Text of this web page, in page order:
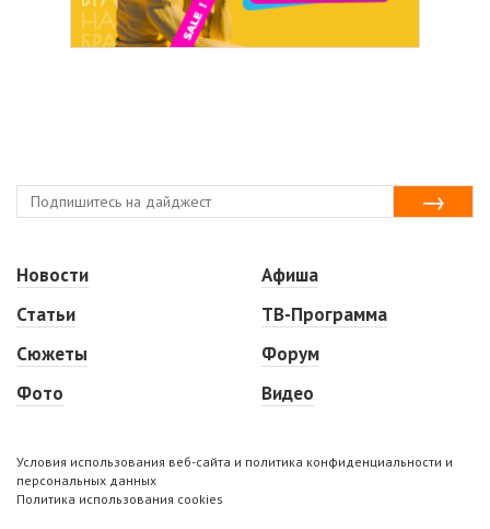
Новости
Статьи
Сюжеты
Фото
Афиша
ТВ-Программа
Форум
Видео
Условия использования веб-сайта и политика конфиденциальности и
персональных данных
Политика использования cookies